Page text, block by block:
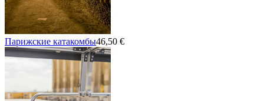
Парижские катакомбы46,50 €